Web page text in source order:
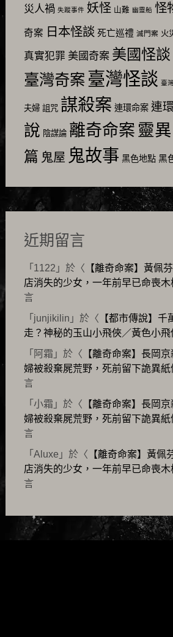
災人禍 失蹤事件 妖怪 山難 幽靈船 怪
奇案 日本怪談 死亡巡禮 滅門案 火
真實犯罪 美國奇案 美國怪談
臺灣奇案 臺灣怪談 臺
夫婦 詛咒 謀殺案 連環命案 連
說 陰謀論 離奇命案 靈異
篇 鬼屋 鬼故事 黑色地點 黑
近期留言
「 1122 」於〈 【離奇命案】黃佩
店消失的少女，一年前早已命喪木
言
「 junjikilin 」於〈 【都市傳說】千
走？神秘的玉山小飛俠／黃色小飛
「 阿霜 」於〈 【離奇命案】長岡
婦被殺棄屍荒野，死前留下詭異紙
言
「 小霜 」於〈 【離奇命案】長岡
婦被殺棄屍荒野，死前留下詭異紙
言
「 Aluxe 」於〈 【離奇命案】黃佩
店消失的少女，一年前早已命喪木
言